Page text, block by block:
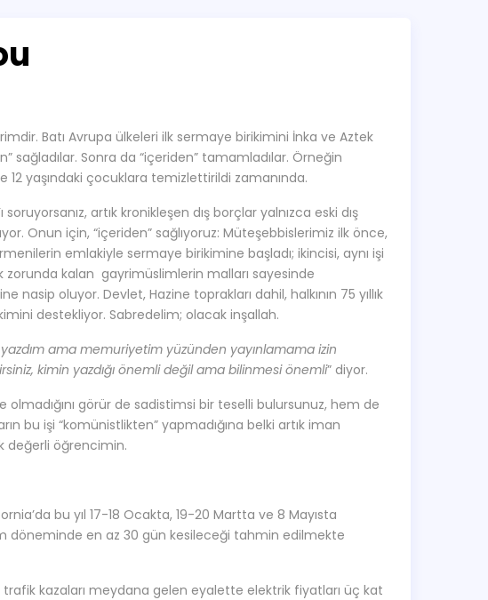
Batı Avrupa ülkeleri ilk sermaye birikimini İnka ve Aztek
sağladılar. Sonra da “içeriden” tamamladılar. Örneğin
12 yaşındaki çocuklara temizlettirildi zamanında.
soruyorsanız, artık kronikleşen dış borçlar yalnızca eski dış
Onun için, “içeriden” sağlıyoruz: Müteşebbislerimiz ilk önce,
emlakiyle sermaye birikimine başladı; ikincisi, aynı işi
zorunda kalan gayrimüslimlerin malları sayesinde
oluyor. Devlet, Hazine toprakları dahil, halkının 75 yıllık
destekliyor. Sabredelim; olacak inşallah.
yazdım ama memuriyetim yüzünden yayınlamama izin
kimin yazdığı önemli değil ama bilinmesi önemli” diyor.
görür de sadistimsi bir teselli bulursunuz, hem de
bu işi “komünistlikten” yapmadığına belki artık iman
değerli öğrencimin.
bu yıl 17-18 Ocakta, 19-20 Martta ve 8 Mayısta
döneminde en az 30 gün kesileceği tahmin edilmekte
trafik kazaları meydana gelen eyalette elektrik fiyatları üç kat